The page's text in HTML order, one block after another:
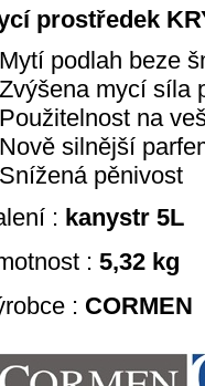
prostředek
Mytí podlah beze
Zvýšena mycí síla
Použitelnost na
Nově silnější
Snížená pěnivost
: kanystr 5L
: 5,32 kg
: CORMEN